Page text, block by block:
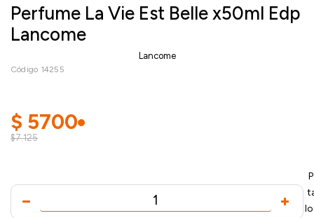
Perfume La Vie Est Belle x50ml Edp
Lancome
Lancome
Código 14255
$7.125
$ 5700